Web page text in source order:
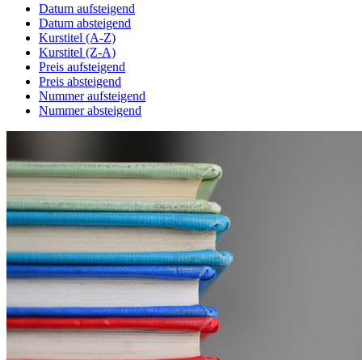
Datum aufsteigend
Datum absteigend
Kurstitel (A-Z)
Kurstitel (Z-A)
Preis aufsteigend
Preis absteigend
Nummer aufsteigend
Nummer absteigend